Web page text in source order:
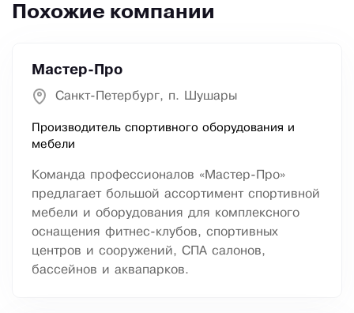
Похожие компании
Мастер-Про
Санкт-Петербург, п. Шушары
Производитель спортивного оборудования и
мебели
Команда профессионалов «Мастер-Про»
предлагает большой ассортимент спортивной
мебели и оборудования для комплексного
оснащения фитнес-клубов, спортивных
центров и сооружений, СПА салонов,
бассейнов и аквапарков.